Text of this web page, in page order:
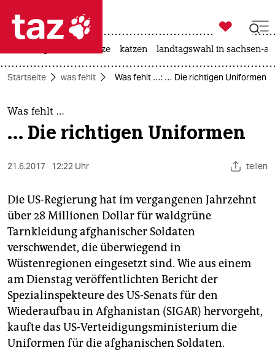
 taz zahl ich
taz zahl ich
themen
politik
öko
gesellschaft
kultur
sport
berlin
nord
wahrheit

taz zahl ich
hitze katzen landtagswahl in sachsen-
Startseite was fehlt Was fehlt …: … Die richtigen Uniformen
Was fehlt …
… Die richtigen Uniformen
21.6.2017 12:22 Uhr teilen
Die US-Regierung hat im vergangenen Jahrzehnt
über 28 Millionen Dollar für waldgrüne
Tarnkleidung afghanischer Soldaten
verschwendet, die überwiegend in
Wüstenregionen eingesetzt sind. Wie aus einem
am Dienstag veröffentlichten Bericht der
Spezialinspekteure des US-Senats für den
Wiederaufbau in Afghanistan (SIGAR) hervorgeht,
kaufte das US-Verteidigungsministerium die
Uniformen für die afghanischen Soldaten.